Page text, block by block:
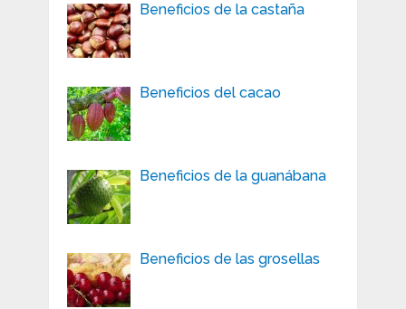
Beneficios de la castaña
Beneficios del cacao
Beneficios de la guanábana
Beneficios de las grosellas